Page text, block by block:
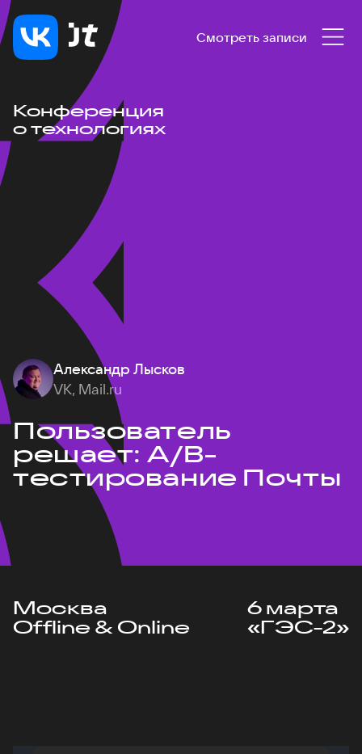
Смотреть записи
Конференция
о технологиях
Александр Лысков
VK, Mail.ru
Пользователь
решает: A/B-
тестирование Почты
Москва
Offline & Online
6 марта
«ГЭС-2»